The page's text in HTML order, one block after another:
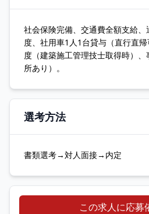
社会保険完備、交通費全額支給
度、社用車1人1台貸与（直行直
度（建築施工管理技士取得時）
所あり）。
選考方法
書類選考→対人面接→内定
この求人に応募